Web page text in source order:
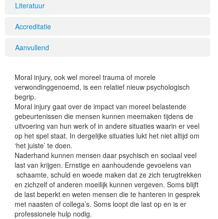
Literatuur
Accreditatie
Aanvullend
Moral injury, ook wel moreel trauma of morele
verwondinggenoemd, is een relatief nieuw psychologisch
begrip.
Moral injury gaat over de impact van moreel belastende
gebeurtenissen die mensen kunnen meemaken tijdens de
uitvoering van hun werk of in andere situaties waarin er veel
op het spel staat. In dergelijke situaties lukt het niet altijd om
‘het juiste’ te doen.
Naderhand kunnen mensen daar psychisch en sociaal veel
last van krijgen. Ernstige en aanhoudende gevoelens van
schaamte, schuld en woede maken dat ze zich terugtrekken
en zichzelf of anderen moeilijk kunnen vergeven. Soms blijft
de last beperkt en weten mensen die te hanteren in gesprek
met naasten of collega’s. Soms loopt die last op en is er
professionele hulp nodig.